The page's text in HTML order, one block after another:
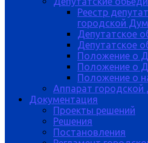
Реестр
городской
Депутатское
Депутатское
Положение о
Положение о
Положение о
Аппарат
Документация
Проекты решений
Решения
Постановления